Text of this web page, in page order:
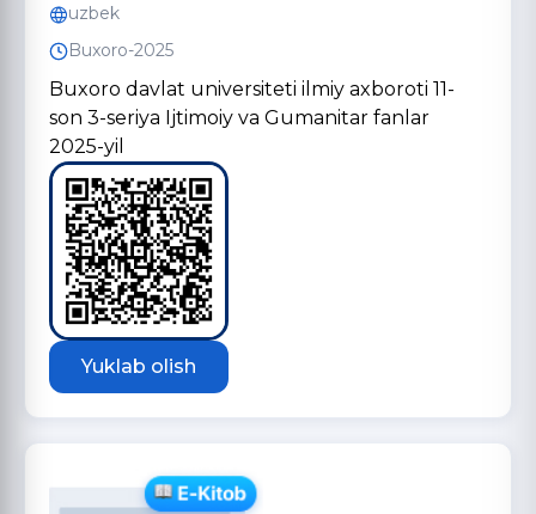
uzbek
Buxoro-2025
Buxoro davlat universiteti ilmiy axboroti 11-
son 3-seriya Ijtimoiy va Gumanitar fanlar
2025-yil
Yuklab olish